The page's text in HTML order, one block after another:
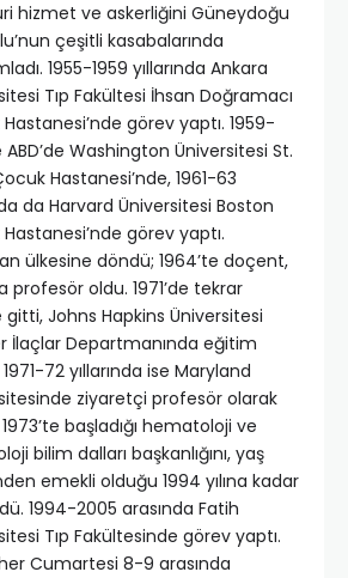
hizmet ve askerliğini Güneydoğu
çeşitli kasabalarında
1955-1959 yıllarında Ankara
Tıp Fakültesi İhsan Doğramacı
görev yaptı. 1959-
ABD’de Washington Üniversitesi St.
Hastanesi’nde, 1961-63
da Harvard Üniversitesi Boston
görev yaptı.
ülkesine döndü; 1964’te doçent,
profesör oldu. 1971’de tekrar
gitti, Johns Hapkins Üniversitesi
İlaçlar Departmanında eğitim
72 yıllarında ise Maryland
ziyaretçi profesör olarak
1973’te başladığı hematoloji ve
bilim dalları başkanlığını, yaş
emekli olduğu 1994 yılına kadar
1994-2005 arasında Fatih
Tıp Fakültesinde görev yaptı.
Cumartesi 8-9 arasında